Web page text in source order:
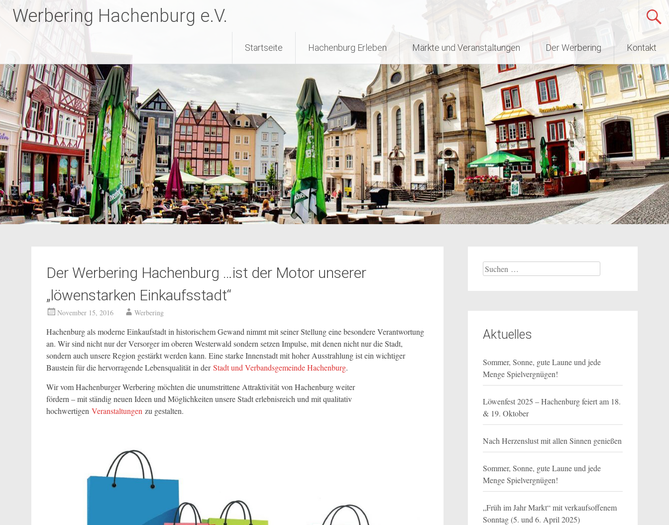
InhaltWerbering Hachenburg e.V.
Startseite Hachenburg Erleben Märkte und Veranstaltungen Der Werbering Kontakt
Der Werbering Hachenburg …ist der Motor unserer
„löwenstarken Einkaufsstadt“
November 15, 2016 Werbering
Hachenburg als moderne Einkaufstadt in historischem Gewand nimmt mit seiner Stellung eine besondere Verantwortung
an. Wir sind nicht nur der Versorger im oberen Westerwald sondern setzen Impulse, mit denen nicht nur die Stadt,
sondern auch unsere Region gestärkt werden kann. Eine starke Innenstadt mit hoher Ausstrahlung ist ein wichtiger
Baustein für die hervorragende Lebensqualität in derStadt und Verbandsgemeinde Hachenburg.
Wir vom Hachenburger Werbering möchten die unumstrittene Attraktivität von Hachenburg weiter
fördern – mit ständig neuen Ideen und Möglichkeiten unsere Stadt erlebnisreich und mit qualitativ
hochwertigen Veranstaltungen zu gestalten.
Suchen
nach:
Aktuelles
Sommer, Sonne, gute Laune und jede
Menge Spielvergnügen!
Löwenfest 2025 – Hachenburg feiert am 18.
& 19. Oktober
Nach Herzenslust mit allen Sinnen genießen
Sommer, Sonne, gute Laune und jede
Menge Spielvergnügen!
„Früh im Jahr Markt“ mit verkaufsoffenem
Sonntag (5. und 6. April 2025)